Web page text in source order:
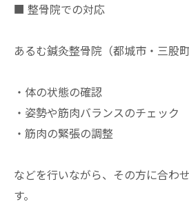
■ 整骨院での対応
あるむ鍼灸整骨院（都城市・三股町
・体の状態の確認
・姿勢や筋肉バランスのチェック
・筋肉の緊張の調整
などを行いながら、その方に合わ
す。